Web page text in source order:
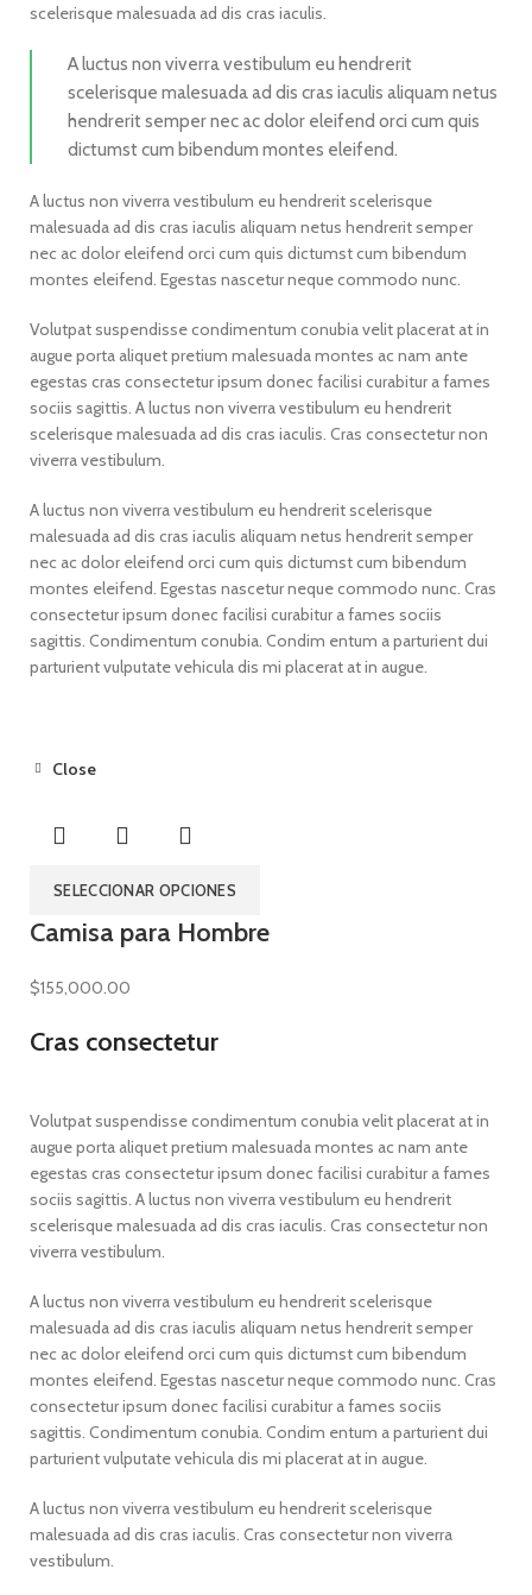
scelerisque malesuada ad dis cras iaculis.
A luctus non viverra vestibulum eu hendrerit
scelerisque malesuada ad dis cras iaculis aliquam netus
hendrerit semper nec ac dolor eleifend orci cum quis
dictumst cum bibendum montes eleifend.
A luctus non viverra vestibulum eu hendrerit scelerisque
malesuada ad dis cras iaculis aliquam netus hendrerit semper
nec ac dolor eleifend orci cum quis dictumst cum bibendum
montes eleifend. Egestas nascetur neque commodo nunc.
Volutpat suspendisse condimentum conubia velit placerat at in
augue porta aliquet pretium malesuada montes ac nam ante
egestas cras consectetur ipsum donec facilisi curabitur a fames
sociis sagittis. A luctus non viverra vestibulum eu hendrerit
scelerisque malesuada ad dis cras iaculis. Cras consectetur non
viverra vestibulum.
A luctus non viverra vestibulum eu hendrerit scelerisque
malesuada ad dis cras iaculis aliquam netus hendrerit semper
nec ac dolor eleifend orci cum quis dictumst cum bibendum
montes eleifend. Egestas nascetur neque commodo nunc. Cras
consectetur ipsum donec facilisi curabitur a fames sociis
sagittis. Condimentum conubia. Condim entum a parturient dui
parturient vulputate vehicula dis mi placerat at in augue.
SELECCIONAR OPCIONES
Close
Camisa para Hombre
$155,000.00
Cras consectetur
Volutpat suspendisse condimentum conubia velit placerat at in
augue porta aliquet pretium malesuada montes ac nam ante
egestas cras consectetur ipsum donec facilisi curabitur a fames
sociis sagittis. A luctus non viverra vestibulum eu hendrerit
scelerisque malesuada ad dis cras iaculis. Cras consectetur non
viverra vestibulum.
A luctus non viverra vestibulum eu hendrerit scelerisque
malesuada ad dis cras iaculis aliquam netus hendrerit semper
nec ac dolor eleifend orci cum quis dictumst cum bibendum
montes eleifend. Egestas nascetur neque commodo nunc. Cras
consectetur ipsum donec facilisi curabitur a fames sociis
sagittis. Condimentum conubia. Condim entum a parturient dui
parturient vulputate vehicula dis mi placerat at in augue.
A luctus non viverra vestibulum eu hendrerit scelerisque
malesuada ad dis cras iaculis. Cras consectetur non viverra
vestibulum.